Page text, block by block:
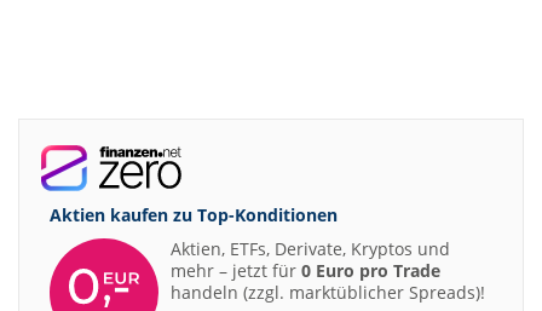
Aktien kaufen zu Top-Konditionen
Aktien, ETFs, Derivate, Kryptos und
mehr – jetzt für 0 Euro pro Trade
handeln (zzgl. marktüblicher Spreads)!